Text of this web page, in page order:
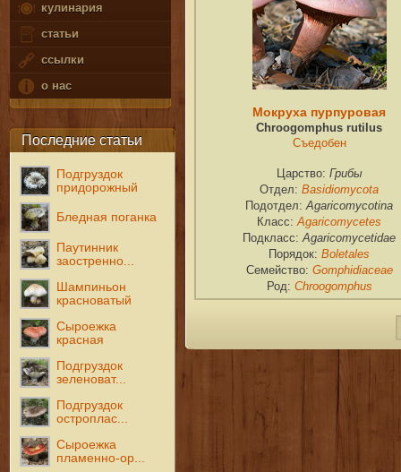
кулинария
статьи
ссылки
о нас
Последние статьи
Подгруздок
придорожный
Бледная поганка
Паутинник
заостренно...
Шампиньон
красноватый
Сыроежка
красная
Подгруздок
зеленоват...
Подгруздок
остроплас...
Сыроежка
пламенно-ор...
Мокруха пурпуровая
Chroogomphus rutilus
Съедобен
Царство: Грибы
Отдел: Basidiomycota
Подотдел:Agaricomycotina
Класс:Agaricomycetes
Подкласс:Agaricomycetidae
Порядок: Boletales
Семейство: Gomphidiaceae
Род: Chroogomphus